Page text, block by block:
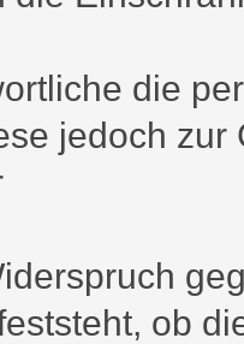
die
jedoch
ob